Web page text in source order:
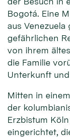
Bogotá. Eine
aus
gefährlichen
von ihrem
die Familie
Unterkunft
Mitten in
der
Erzbistum
eingerichtet,